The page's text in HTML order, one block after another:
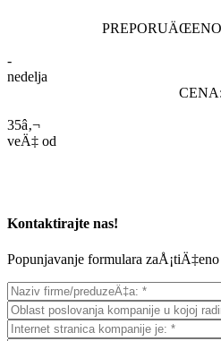
-
nedelja
CENA:
35â‚¬
veÄ‡ od
Kontaktirajte nas!
Popunjavanje formulara